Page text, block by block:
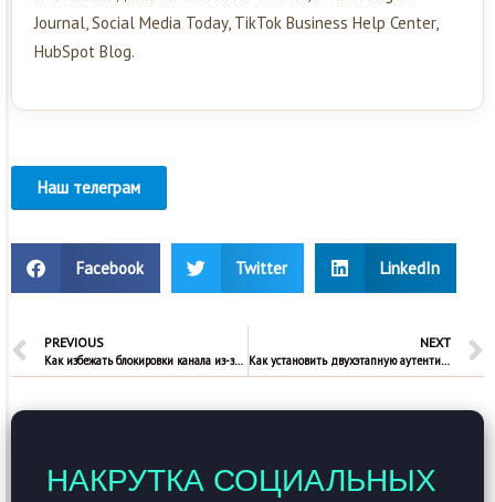
Journal, Social Media Today, TikTok Business Help Center,
HubSpot Blog.
Наш телеграм
Facebook Twitter LinkedIn
PREVIOUS
Как избежать блокировки канала из-за накрутки просмотров
NEXT
Как установить двухэтапную аутентификацию в Телеграм
НАКРУТКА СОЦИАЛЬНЫХ